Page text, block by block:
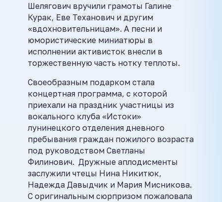
Шелягович вручили грамоты Галине
Курак, Еве Теханович и другим
«вдохновительницам». А песни и
юмористические миниатюры в
исполнении активисток внесли в
торжественную часть нотку теплоты.
Своеобразным подарком стала
концертная программа, с которой
приехали на праздник участницы из
вокального клуба «Истоки»
лунинецкого отделения дневного
пребывания граждан пожилого возраста
под руководством Светланы
Филинович. Дружные аплодисменты
заслужили чтецы Нина Никитюк,
Надежда Давыдчик и Мария Мисникова.
С оригинальным сюрпризом пожаловала